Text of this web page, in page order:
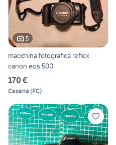
5
macchina fotografica reflex
canon eos 500
170 €
Cesena (FC)